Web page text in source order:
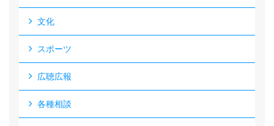
文化
スポーツ
広聴広報
各種相談